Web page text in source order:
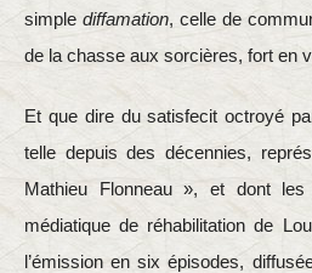
simple diffamation, celle de
de la chasse aux sorcières, fort en
Et que dire du satisfecit octroyé
telle depuis des décennies,
Mathieu Flonneau », et dont
médiatique de réhabilitation de
l’émission en six épisodes,